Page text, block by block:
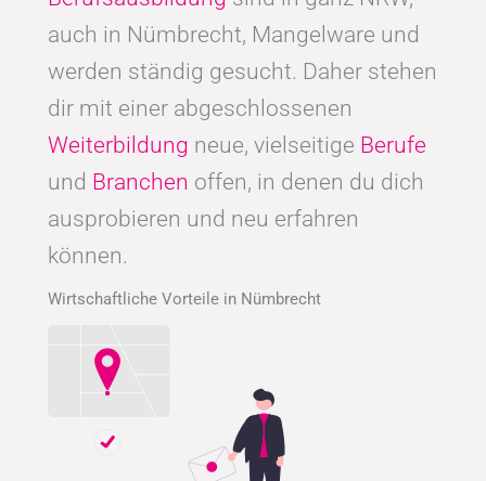
auch in Nümbrecht, Mangelware und
werden ständig gesucht. Daher stehen
dir mit einer abgeschlossenen
Weiterbildung neue, vielseitige Berufe
und Branchen offen, in denen du dich
ausprobieren und neu erfahren
können.
Wirtschaftliche Vorteile in Nümbrecht